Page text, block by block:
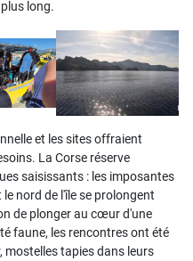
long.
et les sites offraient
La Corse réserve
saisissants : les imposantes
nord de l'île se prolongent
de plonger au cœur d'une
faune, les rencontres ont été
mostelles tapies dans leurs